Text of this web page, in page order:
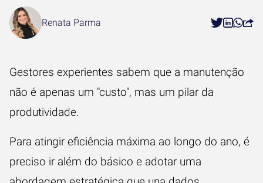
Renata Parma
Gestores experientes sabem que a manutenção
não é apenas um "custo", mas um pilar da
produtividade.
Para atingir eficiência máxima ao longo do ano, é
preciso ir além do básico e adotar uma